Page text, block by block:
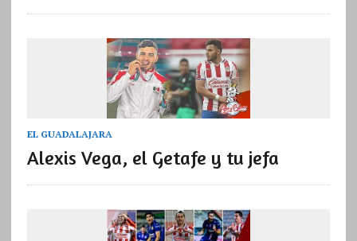
EL GUADALAJARA
Alexis Vega, el Getafe y tu jefa